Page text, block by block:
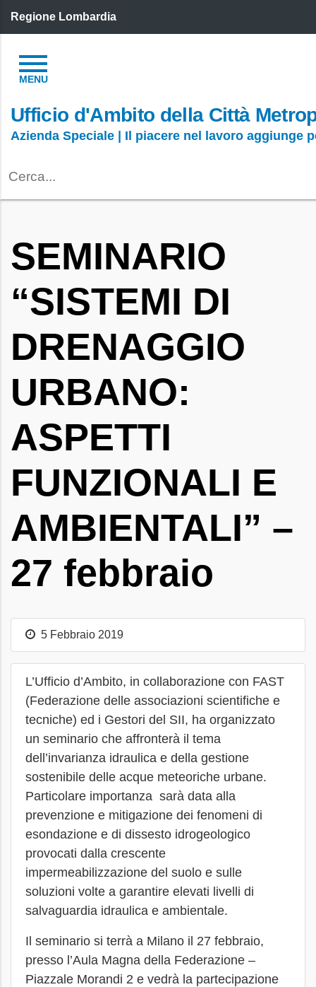
Regione Lombardia
Ufficio d'Ambito della Città
Azienda Speciale | Il piacere nel lavoro aggiunge
SEMINARIO
“SISTEMI DI
DRENAGGIO
URBANO:
ASPETTI
FUNZIONALI E
AMBIENTALI” –
27 febbraio
5 Febbraio 2019
L’Ufficio d’Ambito, in collaborazione con FAST
(Federazione delle associazioni scientifiche e
tecniche) ed i Gestori del SII, ha organizzato
un seminario che affronterà il tema
dell’invarianza idraulica e della gestione
sostenibile delle acque meteoriche urbane.
Particolare importanza sarà data alla
prevenzione e mitigazione dei fenomeni di
esondazione e di dissesto idrogeologico
provocati dalla crescente
impermeabilizzazione del suolo e sulle
soluzioni volte a garantire elevati livelli di
salvaguardia idraulica e ambientale.
Il seminario si terrà a Milano il 27 febbraio,
presso l’Aula Magna della Federazione –
Piazzale Morandi 2 e vedrà la partecipazione